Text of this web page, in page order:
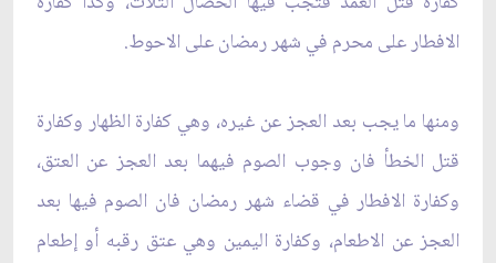
الافطار على محرم في شهر رمضان على الاحوط.
ومنها ما يجب بعد العجز عن غيره، وهي كفارة الظهار وكفارة
قتل الخطأ فان وجوب الصوم فيهما بعد العجز عن العتق،
وكفارة الافطار في قضاء شهر رمضان فان الصوم فيها بعد
العجز عن الاطعام، وكفارة اليمين وهي عتق رقبه أو إطعام